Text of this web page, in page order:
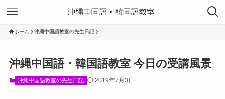
ホーム 沖縄中国語教室の先生日記
沖縄中国語・韓国語教室 今日の受講風景
沖縄中国語教室の先生日記 2019年7月3日